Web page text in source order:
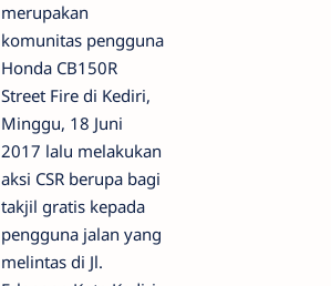
merupakan
komunitas pengguna
Honda CB150R
Street Fire di Kediri,
Minggu, 18 Juni
2017 lalu melakukan
aksi CSR berupa bagi
takjil gratis kepada
pengguna jalan yang
melintas di Jl.